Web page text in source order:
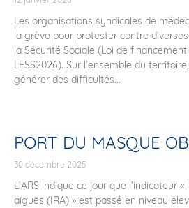
Les organisations syndicales de
la grève pour protester contre
la Sécurité Sociale (Loi de
LFSS2026). Sur l’ensemble du
générer des difficultés...
PORT DU MASQUE
30 décembre 2025
L’ARS indique ce jour que l’indicateur
aiguës (IRA) » est passé en niveau